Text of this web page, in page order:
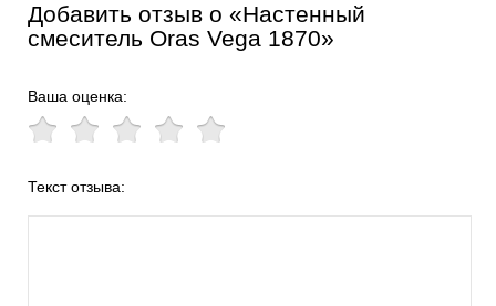
Добавить отзыв о «Настенный
смеситель Oras Vega 1870»
Ваша оценка:
Текст отзыва: